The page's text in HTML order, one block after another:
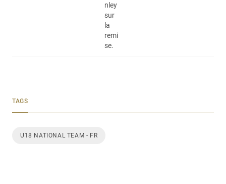
nley
sur
la
remi
se.
TAGS
U18 NATIONAL TEAM - FR